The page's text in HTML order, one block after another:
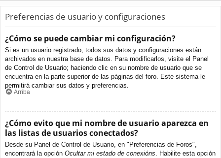
Preferencias de usuario y configuraciones
¿Cómo se puede cambiar mi configuración?
Si es un usuario registrado, todos sus datos y configuraciones están
archivados en nuestra base de datos. Para modificarlos, visite el Panel
de Control de Usuario; haciendo clic en su nombre de usuario que se
encuentra en la parte superior de las páginas del foro. Este sistema le
permitirá cambiar sus datos y preferencias.
Arriba
¿Cómo evito que mi nombre de usuario aparezca en
las listas de usuarios conectados?
Desde su Panel de Control de Usuario, en "Preferencias de Foros",
encontrará la opción Ocultar mi estado de conexións. Habilite esta opción